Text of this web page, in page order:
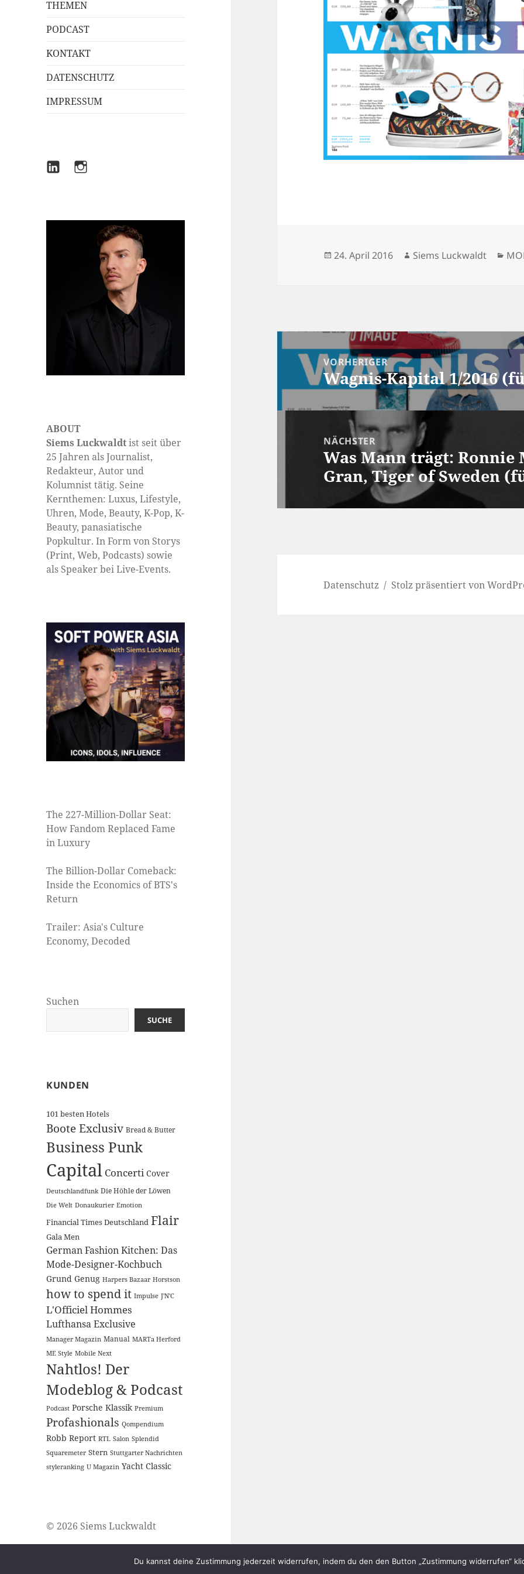
THEMEN
PODCAST
KONTAKT
DATENSCHUTZ
IMPRESSUM
LINKEDININSTAGRAM
ABOUT
Siems Luckwaldtist seit über
25 Jahren als Journalist,
Redakteur, Autor und
Kolumnist tätig. Seine
Kernthemen: Luxus, Lifestyle,
Uhren, Mode, Beauty, K-Pop, K-
Beauty, panasiatische
Popkultur. In Form von Storys
(Print, Web, Podcasts) sowie
als Speaker bei Live-Events.
The 227-Million-Dollar Seat:
How Fandom Replaced Fame
in Luxury
The Billion-Dollar Comeback:
Inside the Economics of BTS's
Return
Trailer: Asia's Culture
Economy, Decoded
Suchen
SUCHE
KUNDEN
101 besten Hotels
Boote Exclusiv Bread & Butter
Business Punk
Capital Concerti Cover
Deutschlandfunk Die Höhle der Löwen
Die Welt Donaukurier Emotion
Financial Times Deutschland Flair
Gala Men
German Fashion Kitchen: Das
Mode-Designer-Kochbuch
Grund Genug Harpers Bazaar Horstson
how to spend it Impulse J'N'C
L'Officiel Hommes
Lufthansa Exclusive
Manager Magazin Manual MARTa Herford
ME Style Mobile Next
Nahtlos! Der
Modeblog & Podcast
Podcast Porsche Klassik Premium
Profashionals Qompendium
Robb Report RTL Salon Splendid
Squaremeter Stern Stuttgarter Nachrichten
styleranking U Magazin Yacht Classic
© 2026 Siems Luckwaldt
Veröffentlicht
24. April 2016 Autor
Siems Luckwaldt
Beitragsnavigation
VORHERIGER
Vorheriger
Wagnis-Kapital 1/2016
NÄCHSTER
Nächster
Beitrag:
Was Mann trägt: Ronnie
Gran, Tiger of Sweden
Datenschutz Stolz präsentiert von
Du kannst deine Zustimmung jederzeit widerrufen, indem du den den Button „Zustimmung widerrufen“